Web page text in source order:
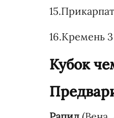
16.Кремень
Кубок